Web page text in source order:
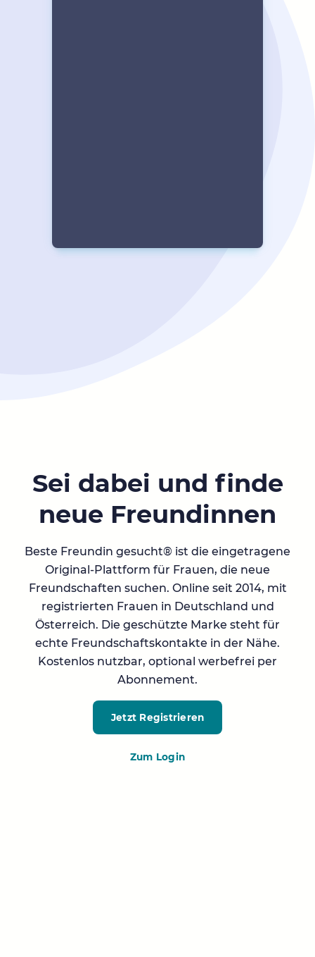
Sei dabei und finde
neue Freundinnen
Beste Freundin gesucht® ist die eingetragene
Original-Plattform für Frauen, die neue
Freundschaften suchen. Online seit 2014, mit
registrierten Frauen in Deutschland und
Österreich. Die geschützte Marke steht für
echte Freundschaftskontakte in der Nähe.
Kostenlos nutzbar, optional werbefrei per
Abonnement.
Jetzt Registrieren
Zum Login